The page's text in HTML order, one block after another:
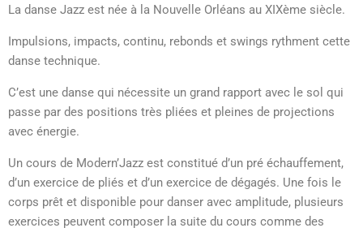
La danse Jazz est née à la Nouvelle Orléans au XIXème siècle.
Impulsions, impacts, continu, rebonds et swings rythment cette
danse technique.
C’est une danse qui nécessite un grand rapport avec le sol qui
passe par des positions très pliées et pleines de projections
avec énergie.
Un cours de Modern’Jazz est constitué d’un pré échauffement,
d’un exercice de pliés et d’un exercice de dégagés. Une fois le
corps prêt et disponible pour danser avec amplitude, plusieurs
exercices peuvent composer la suite du cours comme des